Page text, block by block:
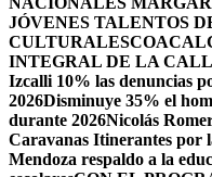
JÓVENES TALENTOS
CULTURALES
INTEGRAL DE LA
Izcalli 10% las denuncias
2026Disminuye 35% el
durante 2026Nicolás
Caravanas Itinerantes por
Mendoza respaldo a la